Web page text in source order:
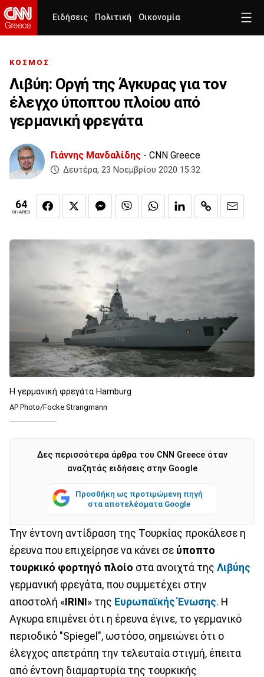
Ειδήσεις Πολιτική Οικονομία
ΚΟΣΜΟΣ
Λιβύη: Οργή της Άγκυρας για τον
έλεγχο ύποπτου πλοίου από
γερμανική φρεγάτα
Γιάννης Μανδαλίδης - CNN Greece
Δευτέρα, 23 Νοεμβρίου 2020 15:32
64
SHARES
H γερμανική φρεγάτα Hamburg
AP Photo/Focke Strangmann
Δες περισσότερα άρθρα του CNN Greece όταν
αναζητάς ειδήσεις στην Google
Προσθήκη ως προτιμώμενη πηγή
στα αποτελέσματα Google
Την έντονη αντίδραση της Τουρκίας προκάλεσε η
έρευνα που επιχείρησε να κάνει σε ύποπτο
τουρκικό φορτηγό πλοίο στα ανοιχτά της Λιβύης
γερμανική φρεγάτα, που συμμετέχει στην
αποστολή «IRINI» της Ευρωπαϊκής Ένωσης. Η
Αγκυρα επιμένει ότι η έρευνα έγινε, το γερμανικό
περιοδικό "Spiegel", ωστόσο, σημειώνει ότι ο
έλεγχος απετράπη την τελευταία στιγμή, έπειτα
από έντονη διαμαρτυρία της τουρκικής